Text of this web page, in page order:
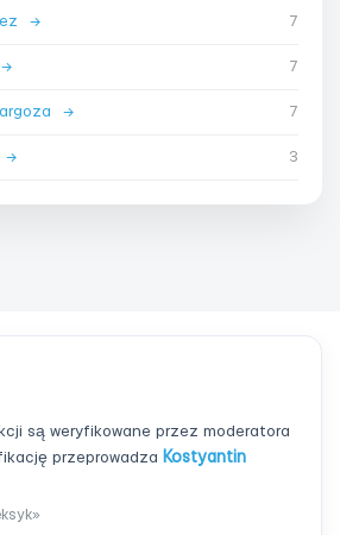
→ 7
→ 7
→ 7
→ 3
są weryfikowane przez moderatora
przeprowadza Kostyantin